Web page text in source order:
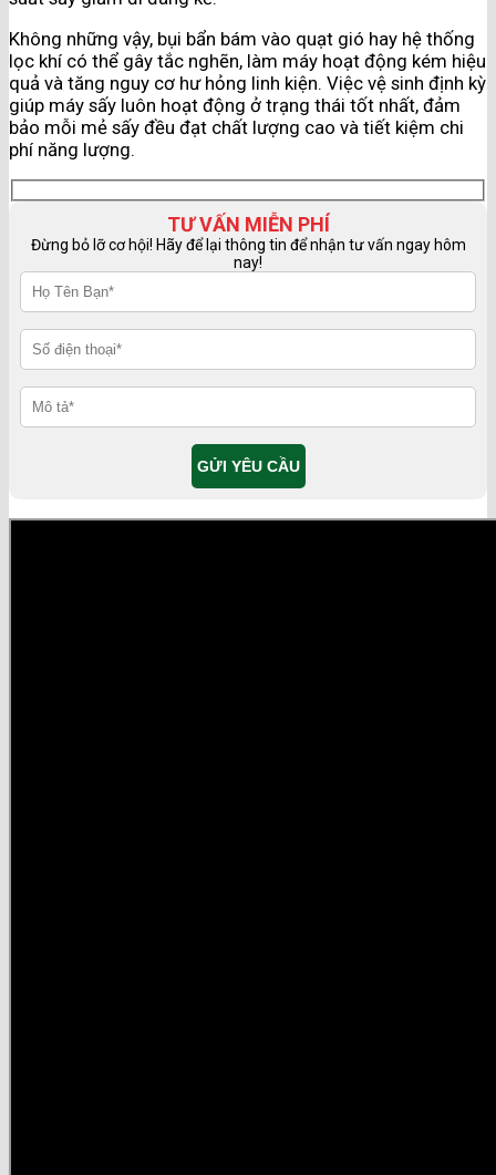
Không những vậy, bụi bẩn bám vào quạt gió hay hệ thống
lọc khí có thể gây tắc nghẽn, làm máy hoạt động kém hiệu
quả và tăng nguy cơ hư hỏng linh kiện. Việc vệ sinh định kỳ
giúp máy sấy luôn hoạt động ở trạng thái tốt nhất, đảm
bảo mỗi mẻ sấy đều đạt chất lượng cao và tiết kiệm chi
phí năng lượng.
TƯ VẤN MIỄN PHÍ
Đừng bỏ lỡ cơ hội! Hãy để lại thông tin để nhận tư vấn ngay hôm
nay!